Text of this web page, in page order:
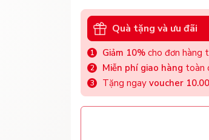
Quà tặng và ưu đãi
Giảm 10% cho đơn hàng
Miễn phí giao hàng toàn
Tặng ngay voucher